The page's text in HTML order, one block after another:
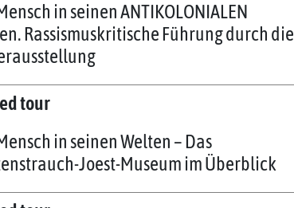
in seinen ANTIKOLONIALEN
Rassismuskritische Führung durch die
tour
in seinen Welten – Das
Joest-Museum im Überblick